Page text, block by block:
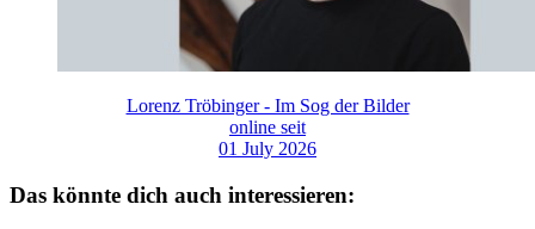
Lorenz Tröbinger - Im Sog der Bilder
online seit
01 July 2026
Das könnte dich auch interessieren: